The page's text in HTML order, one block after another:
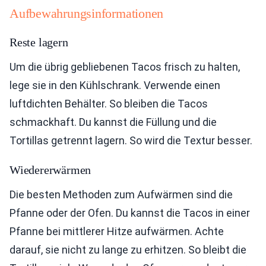
Aufbewahrungsinformationen
Reste lagern
Um die übrig gebliebenen Tacos frisch zu halten,
lege sie in den Kühlschrank. Verwende einen
luftdichten Behälter. So bleiben die Tacos
schmackhaft. Du kannst die Füllung und die
Tortillas getrennt lagern. So wird die Textur besser.
Wiedererwärmen
Die besten Methoden zum Aufwärmen sind die
Pfanne oder der Ofen. Du kannst die Tacos in einer
Pfanne bei mittlerer Hitze aufwärmen. Achte
darauf, sie nicht zu lange zu erhitzen. So bleibt die